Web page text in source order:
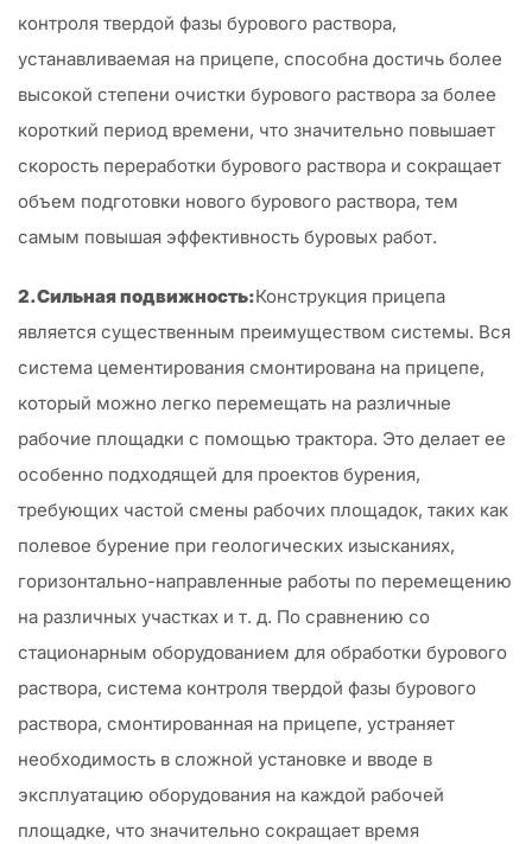
контроля твердой фазы бурового раствора,
устанавливаемая на прицепе, способна достичь более
высокой степени очистки бурового раствора за более
короткий период времени, что значительно повышает
скорость переработки бурового раствора и сокращает
объем подготовки нового бурового раствора, тем
самым повышая эффективность буровых работ.
2.Сильная подвижность:Конструкция прицепа
является существенным преимуществом системы. Вся
система цементирования смонтирована на прицепе,
который можно легко перемещать на различные
рабочие площадки с помощью трактора. Это делает ее
особенно подходящей для проектов бурения,
требующих частой смены рабочих площадок, таких как
полевое бурение при геологических изысканиях,
горизонтально-направленные работы по перемещению
на различных участках и т. д. По сравнению со
стационарным оборудованием для обработки бурового
раствора, система контроля твердой фазы бурового
раствора, смонтированная на прицепе, устраняет
необходимость в сложной установке и вводе в
эксплуатацию оборудования на каждой рабочей
площадке, что значительно сокращает время